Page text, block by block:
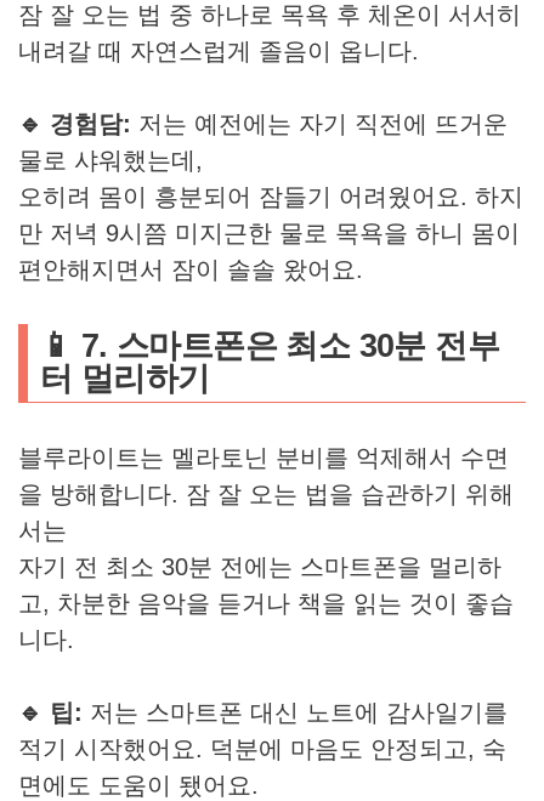
잠 잘 오는 법 중 하나로 목욕 후 체온이 서서히
내려갈 때 자연스럽게 졸음이 옵니다.
🔹 경험담: 저는 예전에는 자기 직전에 뜨거운
물로 샤워했는데,
오히려 몸이 흥분되어 잠들기 어려웠어요. 하지
만 저녁 9시쯤 미지근한 물로 목욕을 하니 몸이
편안해지면서 잠이 솔솔 왔어요.
📱 7. 스마트폰은 최소 30분 전부
터 멀리하기
블루라이트는 멜라토닌 분비를 억제해서 수면
을 방해합니다. 잠 잘 오는 법을 습관하기 위해
서는
자기 전 최소 30분 전에는 스마트폰을 멀리하
고, 차분한 음악을 듣거나 책을 읽는 것이 좋습
니다.
🔹 팁: 저는 스마트폰 대신 노트에 감사일기를
적기 시작했어요. 덕분에 마음도 안정되고, 숙
면에도 도움이 됐어요.